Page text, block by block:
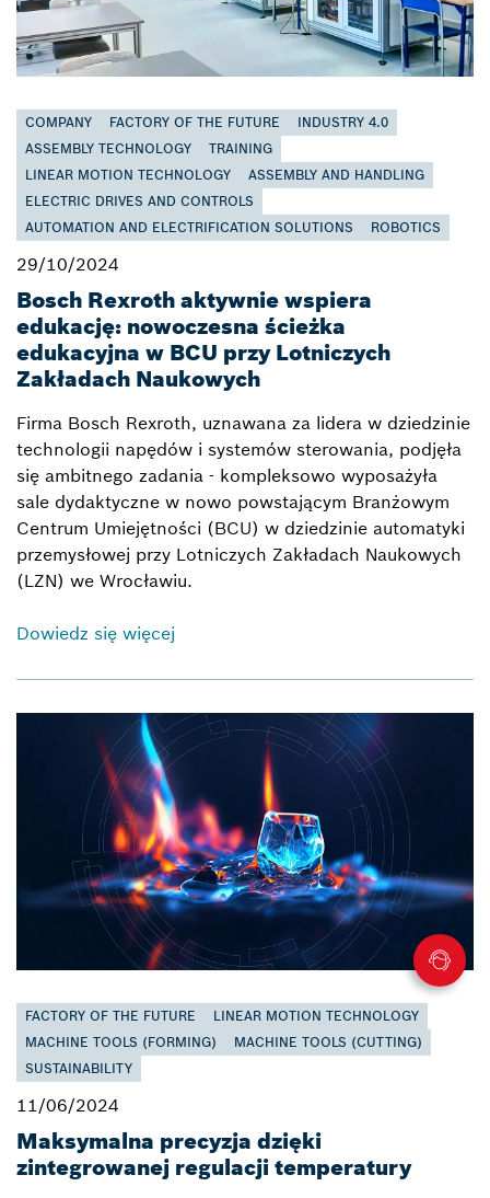
COMPANY FACTORY OF THE FUTURE
INDUSTRY 4.0
ASSEMBLY TECHNOLOGY
TRAINING
LINEAR MOTION TECHNOLOGY
ASSEMBLY AND HANDLING
ELECTRIC DRIVES AND CONTROLS
AUTOMATION AND ELECTRIFICATION SOLUTIONS
ROBOTICS
29/10/2024
Bosch Rexroth aktywnie wspiera
edukację: nowoczesna ścieżka
edukacyjna w BCU przy Lotniczych
Zakładach Naukowych
Firma Bosch Rexroth, uznawana za lidera w dziedzinie
technologii napędów i systemów sterowania, podjęła
się ambitnego zadania - kompleksowo wyposażyła
sale dydaktyczne w nowo powstającym Branżowym
Centrum Umiejętności (BCU) w dziedzinie automatyki
przemysłowej przy Lotniczych Zakładach Naukowych
(LZN) we Wrocławiu.
Dowiedz się więcej
FACTORY OF THE FUTURE
LINEAR MOTION TECHNOLOGY
MACHINE TOOLS (FORMING)
MACHINE TOOLS (CUTTING)
SUSTAINABILITY
11/06/2024
Maksymalna precyzja dzięki
zintegrowanej regulacji temperatury